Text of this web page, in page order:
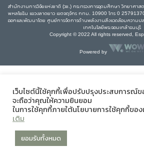
สำนักงานการวิจัยแห่งชาติ (วช.) กระทรวงการอุดมศึกษา วิทยาศาส
พหลโยธิน แขวงลาดยาว เขตจตุจักร กทม. 10900 โทร 0
ออกและพัฒนาโดย ศูนย์การจัดการด้านพลังงานสิ่งแวดล้อมความป
เทคโนโลยีพระจอมเกล้าธนบุรี
Copyright © 2022 All rights reserved,
Powered by
เว็บไซต์นี้ใช้คุกกี้เพื่อปรับปรุงประสบการณ์ข
จะถือว่าคุณให้ความยินยอม
ในการใช้คุกกี้ภายใต้นโยบายการใช้คุกกี้ของ
เติม
ยอมรับทั้งหมด